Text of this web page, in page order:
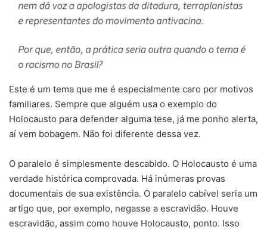
Este é um tema que me é especialmente caro por motivos
familiares. Sempre que alguém usa o exemplo do
Holocausto para defender alguma tese, já me ponho alerta,
aí vem bobagem. Não foi diferente dessa vez.
O paralelo é simplesmente descabido. O Holocausto é uma
verdade histórica comprovada. Há inúmeras provas
documentais de sua existência. O paralelo cabível seria um
artigo que, por exemplo, negasse a escravidão. Houve
escravidão, assim como houve Holocausto, ponto. Isso